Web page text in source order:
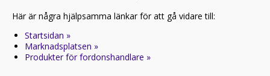
Här är några hjälpsamma länkar för att gå vidare till:
Startsidan »
Marknadsplatsen »
Produkter för fordonshandlare »